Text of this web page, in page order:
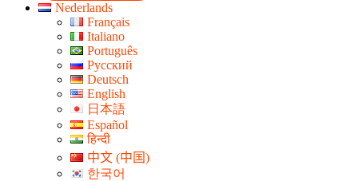
Nederlands
Français
Italiano
Português
Русский
Deutsch
English
日本語
Español
हिन्दी
中文 (中国)
한국어